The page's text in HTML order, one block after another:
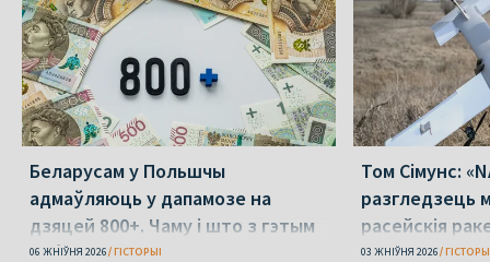
Беларусам у Польшчы
адмаўляюць у дапамозе на
дзяцей 800+. Чаму і што з гэтым
рабіць?
06 ЖНІЎНЯ 2026 ГІСТОРЫІ
Том Сімунс:
разгледзець
расейскія
сваёй
03 ЖНІЎНЯ 2026